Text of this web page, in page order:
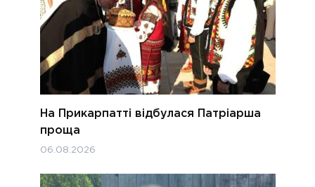
На Прикарпатті відбулася Патріарша
проща
06.08.2026